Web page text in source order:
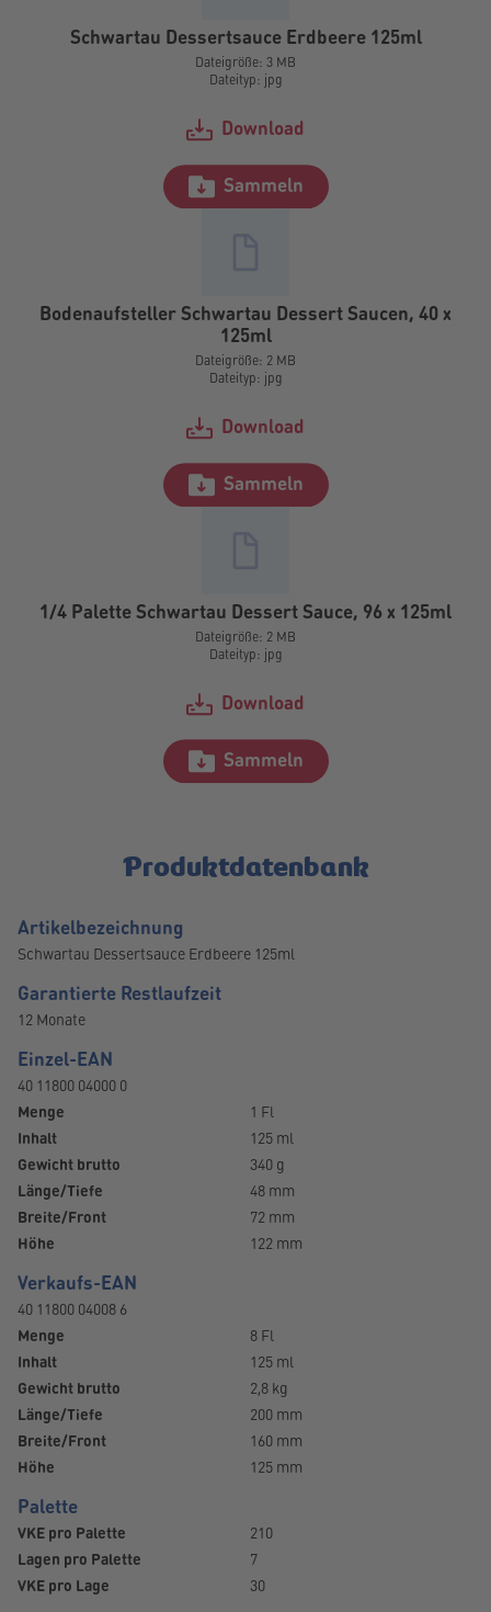
Schwartau Dessertsauce Erdbeere 125ml
Dateigröße: 3 MB
Dateityp: jpg
Download
Sammeln
Bodenaufsteller Schwartau Dessert Saucen, 40 x
125ml
Dateigröße: 2 MB
Dateityp: jpg
Download
Sammeln
1/4 Palette Schwartau Dessert Sauce, 96 x 125ml
Dateigröße: 2 MB
Dateityp: jpg
Download
Sammeln
Produktdatenbank
Artikelbezeichnung
Schwartau Dessertsauce Erdbeere 125ml
Garantierte Restlaufzeit
12 Monate
Einzel-EAN
40 11800 04000 0
Menge
1 Fl
Inhalt
125 ml
Gewicht brutto
340 g
Länge/Tiefe
48 mm
Breite/Front
72 mm
Höhe
122 mm
Verkaufs-EAN
40 11800 04008 6
Menge
8 Fl
Inhalt
125 ml
Gewicht brutto
2,8 kg
Länge/Tiefe
200 mm
Breite/Front
160 mm
Höhe
125 mm
Palette
VKE pro Palette
210
Lagen pro Palette
7
VKE pro Lage
30